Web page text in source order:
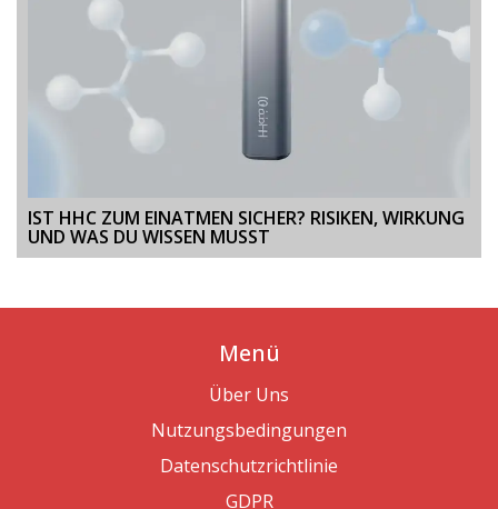
IST HHC ZUM EINATMEN SICHER? RISIKEN, WIRKUNG
UND WAS DU WISSEN MUSST
Menü
Über Uns
Nutzungsbedingungen
Datenschutzrichtlinie
GDPR